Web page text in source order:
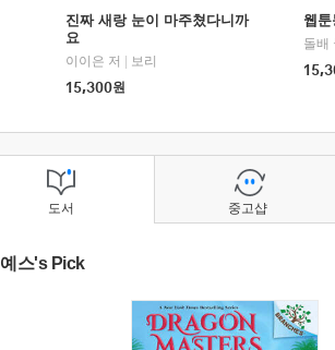
진짜 새랑 눈이 마주쳤다니까
요
이이은 저
보리
15,300원
웹
돌배
도서
예스's Pick
중고샵